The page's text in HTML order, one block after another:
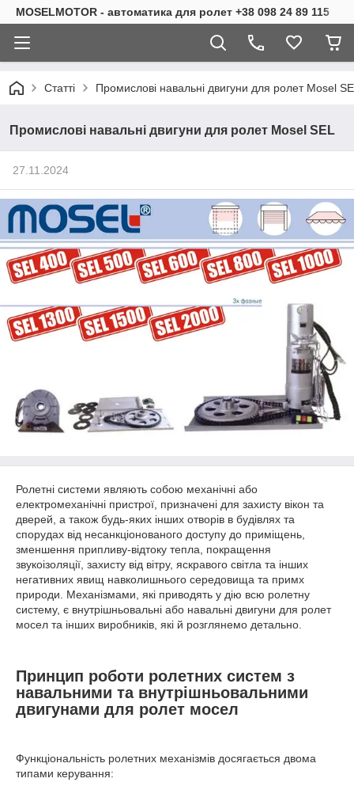
MOSELMOTOR - автоматика для ролет +38 098 24 89 115
Статті Промислові навальні двигуни для ролет Mosel
Промислові навальні двигуни для ролет Mosel SEL
27.11.2024
Ролетні системи являють собою механічні або
електромеханічні пристрої, призначені для захисту вікон та
дверей, а також будь-яких інших отворів в будівлях та
спорудах від несанкціонованого доступу до приміщень,
зменшення припливу-відтоку тепла, покращення
звукоізоляції, захисту від вітру, яскравого світла та інших
негативних явищ навколишнього середовища та примх
природи. Механізмами, які приводять у дію всю ролетну
систему, є внутрішньовальні або навальні двигуни для ролет
мосел та інших виробників, які й розглянемо детально.
Принцип роботи ролетних систем з
навальними та внутрішньовальними
двигунами для ролет мосел
Функціональність ролетних механізмів досягається двома
типами керування: